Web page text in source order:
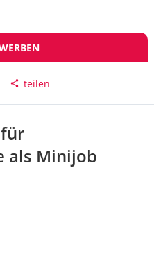
teilen
als Minijob